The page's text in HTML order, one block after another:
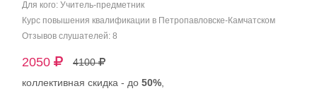
Для кого: Учитель-предметник
Курс повышения квалификации в Петропавловске-Камчатском
Отзывов слушателей: 8
2050
4100
коллективная скидка - до 50%